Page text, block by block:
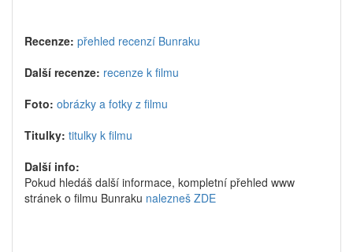
Recenze: přehled recenzí Bunraku
Další recenze: recenze k filmu
Foto: obrázky a fotky z filmu
Titulky: titulky k filmu
Další info:
Pokud hledáš další informace, kompletní přehled www
stránek o filmu Bunraku nalezneš ZDE